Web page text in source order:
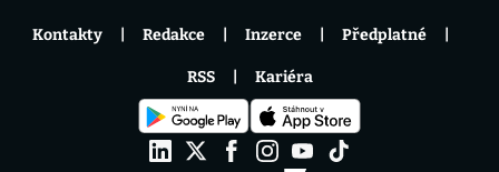
Kontakty Redakce Inzerce Předplatné
RSS Kariéra